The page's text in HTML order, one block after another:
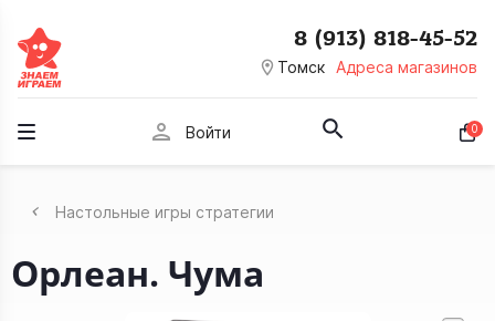
room Томск Адреса магазинов
8 (913) 818-45-52
person Войти 0
Настольные игры стратегии
Орлеан. Чума